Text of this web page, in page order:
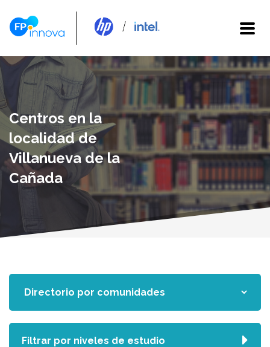
Centros en la
localidad de
Villanueva de la
Cañada
Filtrar por niveles de estudio